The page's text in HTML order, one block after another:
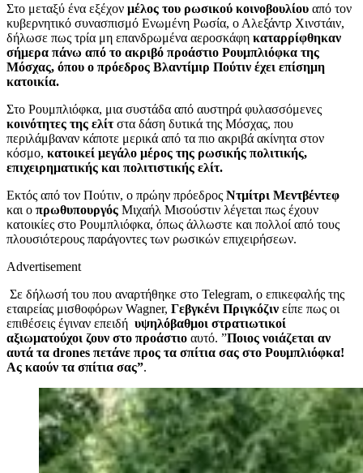
Στο μεταξύ ένα εξέχον μέλος του ρωσικού κοινοβουλίου από τον
κυβερνητικό συνασπισμό Ενωμένη Ρωσία, ο Αλεξάντρ Χινστάιν,
δήλωσε πως τρία μη επανδρωμένα αεροσκάφη καταρρίφθηκαν
σήμερα πάνω από το ακριβό προάστιο Ρουμπλιόφκα της
Μόσχας, όπου ο πρόεδρος Βλαντίμιρ Πούτιν έχει επίσημη
κατοικία.
Στο Ρουμπλιόφκα, μια συστάδα από αυστηρά φυλασσόμενες
κοινότητες της ελίτστα δάση δυτικά της Μόσχας, που
περιλάμβαναν κάποτε μερικά από τα πιο ακριβά ακίνητα στον
κόσμο, κατοικεί μεγάλο μέρος της ρωσικής πολιτικής,
επιχειρηματικής και πολιτιστικής ελίτ.
Εκτός από τον Πούτιν, ο πρώην πρόεδρος Ντμίτρι Μεντβέντεφ
και ο πρωθυπουργός Μιχαήλ Μισούστιν λέγεται πως έχουν
κατοικίες στο Ρουμπλιόφκα, όπως άλλωστε και πολλοί από τους
πλουσιότερους παράγοντες των ρωσικών επιχειρήσεων.
Advertisement
Σε δήλωσή του που αναρτήθηκε στο Telegram, ο επικεφαλής της
εταιρείας μισθοφόρων Wagner, Γεβγκένι Πριγκόζιν είπε πως οι
επιθέσεις έγιναν επειδή υψηλόβαθμοι στρατιωτικοί
αξιωματούχοι ζουν στο προάστιο αυτό. ”Ποιος νοιάζεται αν
αυτά τα drones πετάνε προς τα σπίτια σας στο Ρουμπλιόφκα!
Ας καούν τα σπίτια σας”.